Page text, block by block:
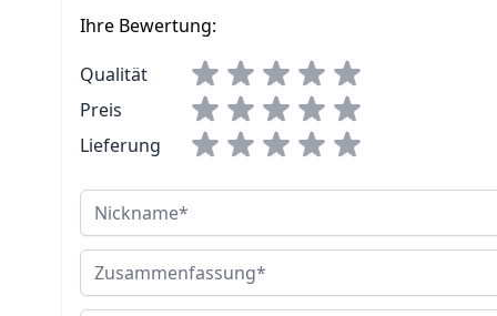
Ihre Bewertung:
Qualität
Preis
Lieferung
Nickname
Zusammenfassung